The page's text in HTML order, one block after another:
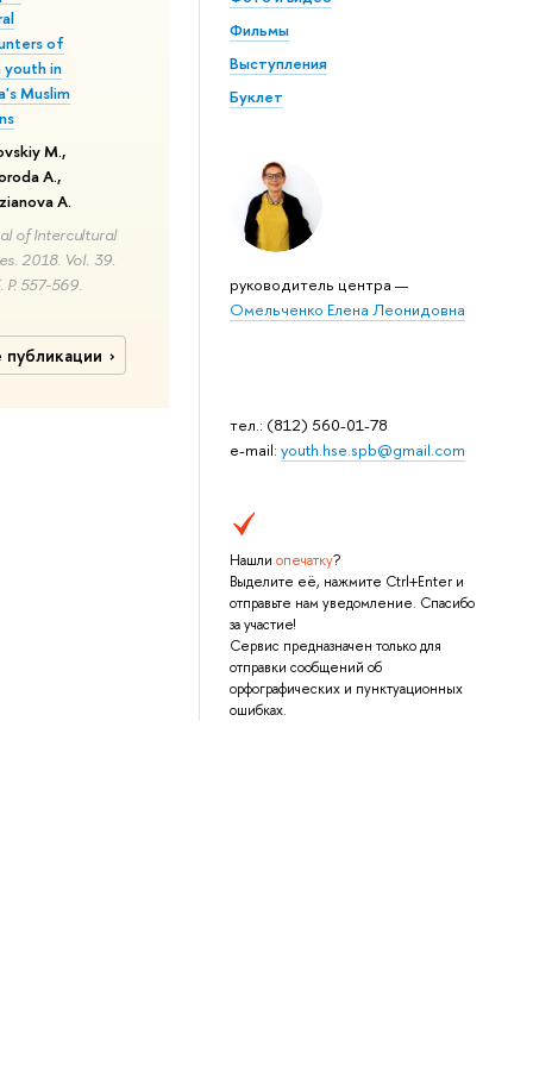
Фильмы
Выступления
Буклет
руководитель центра —
Омельченко Елена Леонидовна
тел.: (812) 560-01-78
e-mail: youth.hse.spb@gmail.com
Нашли опечатку?
Выделите её, нажмите Ctrl+Enter и
отправьте нам уведомление. Спасибо
за участие!
Сервис предназначен только для
отправки сообщений об
орфографических и пунктуационных
ошибках.
of
youth in
Muslim
M.,
A.,
A.
of Intercultural
2018. Vol. 39.
P. 557-569.
публикации